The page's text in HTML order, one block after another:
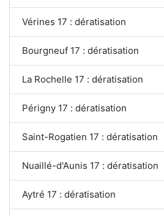
Vérines 17 : dératisation
Bourgneuf 17 : dératisation
La Rochelle 17 : dératisation
Périgny 17 : dératisation
Saint-Rogatien 17 : dératisation
Nuaillé-d'Aunis 17 : dératisation
Aytré 17 : dératisation